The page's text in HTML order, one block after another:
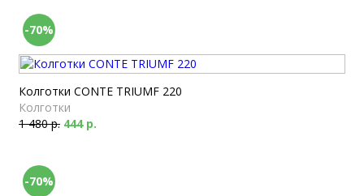
-70%
Колготки CONTE TRIUMF 220
Колготки
1 480 р. 444 р.
-70%